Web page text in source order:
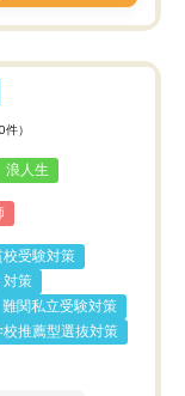
0件）
浪人生
校受験対策
対策
難関私立受験対策
推薦型選抜対策